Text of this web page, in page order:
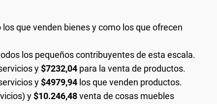
los que venden bienes y como los que ofrecen
los pequeños contribuyentes de esta escala.
y$7232,04 para la venta de productos.
y$4979,94 los que venden productos.
y$10.246,48venta de cosas muebles